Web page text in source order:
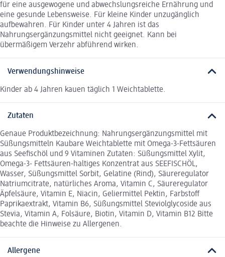
für eine ausgewogene und abwechslungsreiche Ernährung und
eine gesunde Lebensweise. Für kleine Kinder unzugänglich
aufbewahren. Für Kinder unter 4 Jahren ist das
Nahrungsergänzungsmittel nicht geeignet. Kann bei
übermäßigem Verzehr abführend wirken.
Verwendungshinweise
Kinder ab 4 Jahren kauen täglich 1 Weichtablette.
Zutaten
Genaue Produktbezeichnung: Nahrungsergänzungsmittel mit
Süßungsmitteln Kaubare Weichtablette mit Omega-3-Fettsäuren
aus Seefischöl und 9 Vitaminen Zutaten: Süßungsmittel Xylit,
Omega-3- Fettsäuren-haltiges Konzentrat aus SEEFISCHÖL,
Wasser, Süßungsmittel Sorbit, Gelatine (Rind), Säureregulator
Natriumcitrate, natürliches Aroma, Vitamin C, Säureregulator
Äpfelsäure, Vitamin E, Niacin, Geliermittel Pektin, Farbstoff
Paprikaextrakt, Vitamin B6, Süßungsmittel Steviolglycoside aus
Stevia, Vitamin A, Folsäure, Biotin, Vitamin D, Vitamin B12 Bitte
beachte die Hinweise zu Allergenen.
Allergene